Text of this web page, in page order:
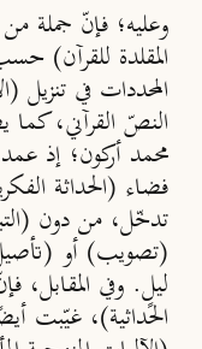
وعليه؛ فإنّ جملة
المقلدة للقرآن)
المحددات في تنزيل
النصّ القرآني،
محمد أركون؛ إذ
فضاء (الحداثة
تدخّل، من دون
(تصويب) أو
ليلٍ. وفي المقابل،
الحداثية)، غيّبت